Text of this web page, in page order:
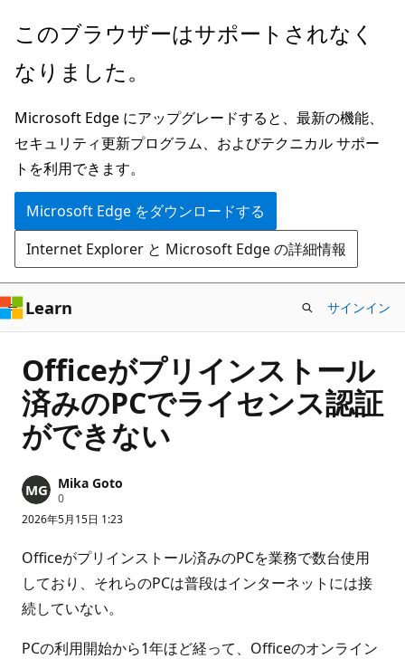
メ
ン
ン
テ
ン
ツ
に
ス
キ
ッ
プ
このブラウザーはサポートされなく
なりました。
Microsoft Edge にアップグレードすると、最新の機能、
セキュリティ更新プログラム、およびテクニカル サポー
トを利用できます。
Microsoft Edge をダウンロードする
Internet Explorer と Microsoft Edge の詳細情報
Learn サインイン
Officeがプリインストール
済みのPCでライセンス認証
ができない
Mika Goto
0評
価
の
イ
ン
ト
2026年5月15日 1:23
Officeがプリインストール済みのPCを業務で数台使用
しており、それらのPCは普段はインターネットには接
続していない。
PCの利用開始から1年ほど経って、Officeのオンライン